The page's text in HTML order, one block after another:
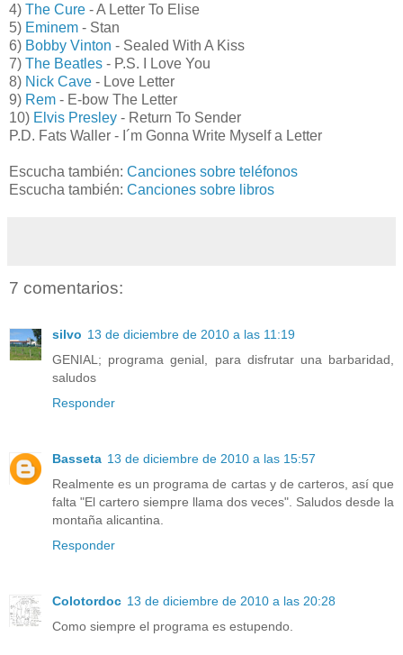
4) The Cure - A Letter To Elise
5) Eminem - Stan
6) Bobby Vinton - Sealed With A Kiss
7) The Beatles - P.S. I Love You
8) Nick Cave - Love Letter
9) Rem - E-bow The Letter
10) Elvis Presley - Return To Sender
P.D. Fats Waller - I´m Gonna Write Myself a Letter
Escucha también: Canciones sobre teléfonos
Escucha también: Canciones sobre libros
7 comentarios:
silvo 13 de diciembre de 2010 a las 11:19
GENIAL; programa genial, para disfrutar una barbaridad,
saludos
Responder
Basseta 13 de diciembre de 2010 a las 15:57
Realmente es un programa de cartas y de carteros, así que
falta "El cartero siempre llama dos veces". Saludos desde la
montaña alicantina.
Responder
Colotordoc 13 de diciembre de 2010 a las 20:28
Como siempre el programa es estupendo.